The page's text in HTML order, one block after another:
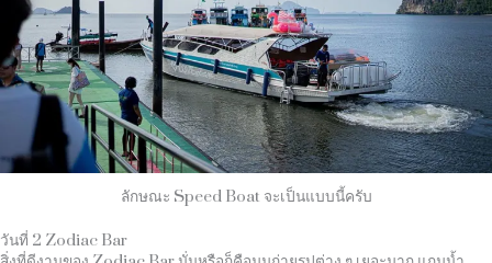
ลักษณะ Speed Boat จะเป็นแบบนี้ครับ
วันที่ 2 Zodiac Bar